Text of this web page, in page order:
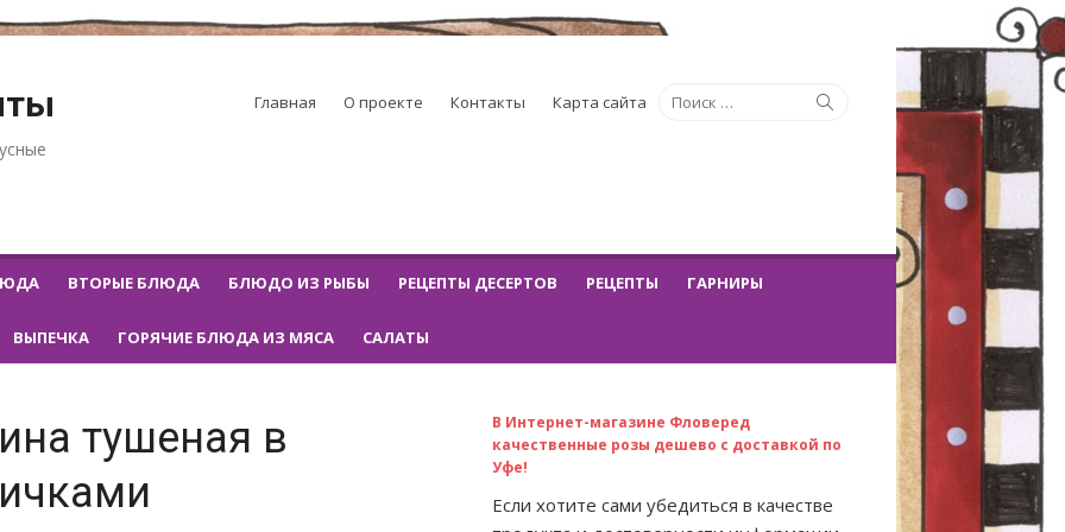
Искать:
Главная О проекте Контакты Карта сайта
ВТОРЫЕ БЛЮДА БЛЮДО ИЗ РЫБЫ РЕЦЕПТЫ ДЕСЕРТОВ РЕЦЕПТЫ ГАРНИРЫ
ВЫПЕЧКА ГОРЯЧИЕ БЛЮДА ИЗ МЯСА САЛАТЫ
тушеная в
В Интернет-магазине Фловеред
качественные розы дешево с доставкой по
Уфе!
Если хотите сами убедиться в качестве